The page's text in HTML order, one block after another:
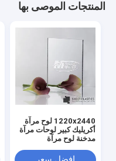
المنتجات الموصى بها
1220x2440 لوح مرآة
أكريليك كبير لوحات مرآة
مدخنة لوح مرآة